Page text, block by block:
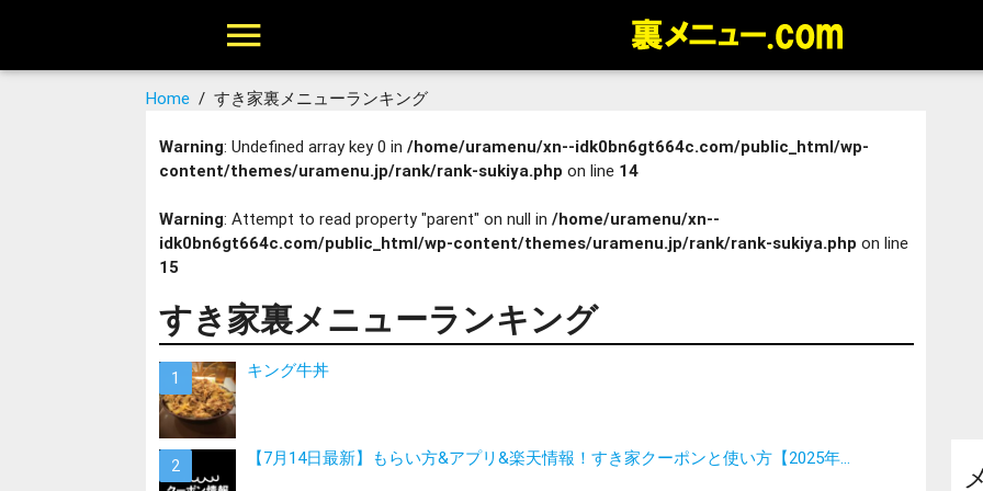
Home /すき家裏メニューランキング
Warning: Undefined array key 0 in /home/uramenu/xn--idk0bn6gt664c.com/public_html/wp-
content/themes/uramenu.jp/rank/rank-sukiya.php on line 14
Warning: Attempt to read property "parent" on null in /home/uramenu/xn--
idk0bn6gt664c.com/public_html/wp-content/themes/uramenu.jp/rank/rank-sukiya.php on line
15
すき家裏メニューランキング
キング牛丼
【7月14日最新】もらい方&アプリ&楽天情報！すき家クーポンと使い方【2025年...